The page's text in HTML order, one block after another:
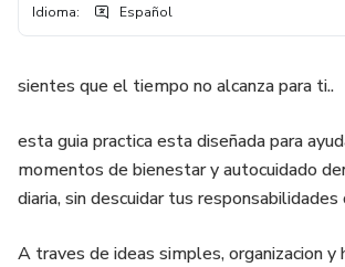
Idioma: Español
sientes que el tiempo no alcanza para ti..
esta guia practica esta diseñada para
momentos de bienestar y autocuidado
diaria, sin descuidar tus
A traves de ideas simples, organizacion y